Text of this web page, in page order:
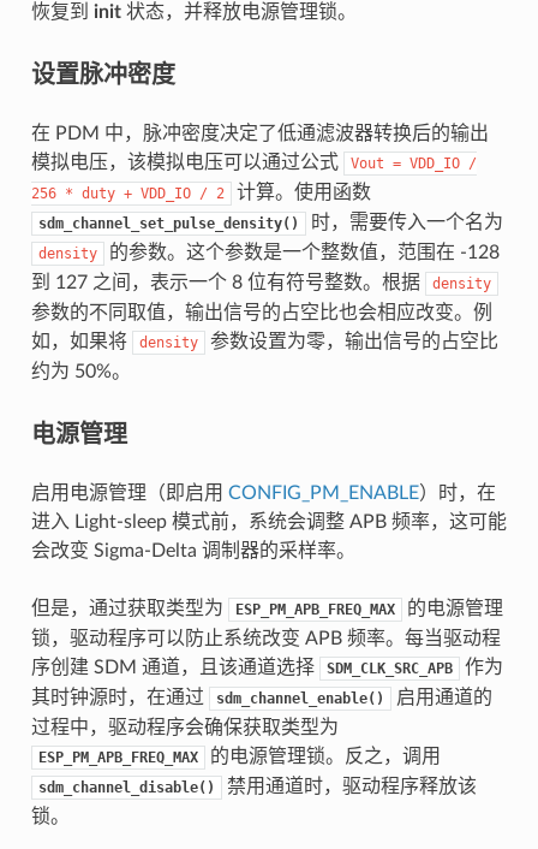
恢复到 init状态，并释放电源管理锁。
设置脉冲密度
在 PDM 中，脉冲密度决定了低通滤波器转换后的输出
模拟电压，该模拟电压可以通过公式
Vout = VDD_IO /
256 * duty + VDD_IO / 2 计算。使用函数
sdm_channel_set_pulse_density() 时，需要传入一个名为
density
的参数。这个参数是一个整数值，范围在 -128
到 127 之间，表示一个 8 位有符号整数。根据
density
参数的不同取值，输出信号的占空比也会相应改变。例
如，如果将
density
参数设置为零，输出信号的占空比
约为 50%。
电源管理
启用电源管理（即启用 CONFIG_PM_ENABLE）时，在
进入 Light-sleep 模式前，系统会调整 APB 频率，这可能
会改变 Sigma-Delta 调制器的采样率。
但是，通过获取类型为 ESP_PM_APB_FREQ_MAX
的电源管理
锁，驱动程序可以防止系统改变 APB 频率。每当驱动程
序创建 SDM 通道，且该通道选择
SDM_CLK_SRC_APB
作为
其时钟源时，在通过
sdm_channel_enable()
启用通道的
过程中，驱动程序会确保获取类型为
ESP_PM_APB_FREQ_MAX 的电源管理锁。反之，调用
sdm_channel_disable()
禁用通道时，驱动程序释放该
锁。